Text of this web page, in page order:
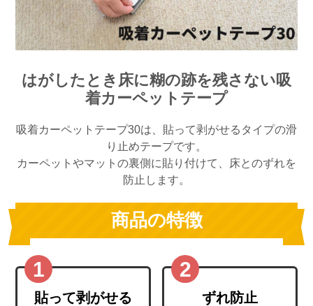
はがしたとき床に糊の跡を残さない吸
着カーペットテープ
吸着カーペットテープ30は、貼って剥がせるタイプの滑
り止めテープです。
カーペットやマットの裏側に貼り付けて、床とのずれを
防止します。
商品の特徴
貼って剥がせる ずれ防止